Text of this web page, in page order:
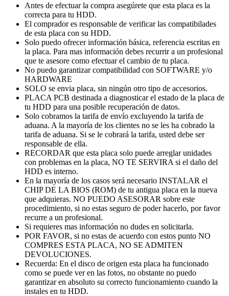
Antes de efectuar la compra asegúrete que esta placa es la
correcta para tu HDD.
El comprador es responsable de verificar las compatibilades
de esta placa con su HDD.
Solo puedo ofrecer información básica, referencia escritas en
la placa. Para mas información debes recurrir a un profesional
que te asesore como efectuar el cambio de tu placa.
No puedo garantizar compatibilidad con SOFTWARE y/o
HARDWARE
SOLO se envia placa, sin ningún otro tipo de accesorios.
PLACA PCB destinada a diagnosticar el estado de la placa de
tu HDD para una posible recuperación de datos.
Solo cobramos la tarifa de envío excluyendo la tarifa de
aduana. A la mayoría de los clientes no se les ha cobrado la
tarifa de aduana. Si se le cobrará la tarifa, usted debe ser
responsable de ella.
RECORDAR que esta placa solo puede arreglar unidades
con problemas en la placa, NO TE SERVIRA si el daño del
HDD es interno.
En la mayoría de los casos será necesario INSTALAR el
CHIP DE LA BIOS (ROM) de tu antigua placa en la nueva
que adquieras. NO PUEDO ASESORAR sobre este
procedimiento, si no estas seguro de poder hacerlo, por favor
recurre a un profesional.
Si requieres mas información no dudes en solicitarla.
POR FAVOR, si no estas de acuerdo con estos punto NO
COMPRES ESTA PLACA, NO SE ADMITEN
DEVOLUCIONES.
Recuerda: En el disco de origen esta placa ha funcionado
como se puede ver en las fotos, no obstante no puedo
garantizar en absoluto su correcto funcionamiento cuando la
instales en tu HDD.